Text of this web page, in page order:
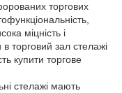
торгових
міцність і
торговий зал стелажі
купити торгове
стелажі мають